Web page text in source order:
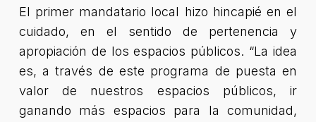
El primer mandatario local hizo hincapié en el
cuidado, en el sentido de pertenencia y
apropiación de los espacios públicos. “La idea
es, a través de este programa de puesta en
valor de nuestros espacios públicos, ir
ganando más espacios para la comunidad,